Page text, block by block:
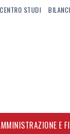
CENTRO STUDI BILANCI
E